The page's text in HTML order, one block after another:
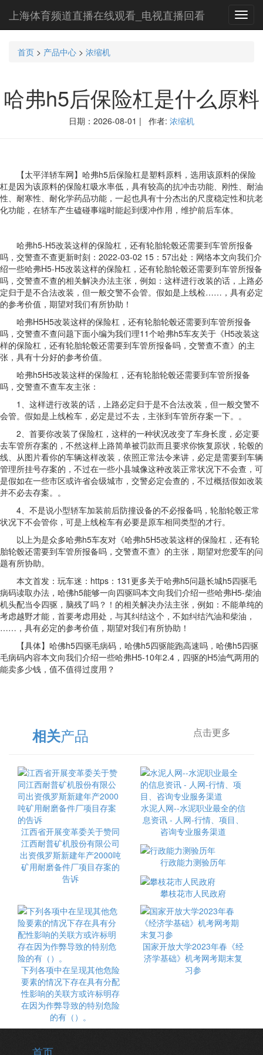
上海体育频道直播在线观看_电视直播回看
首页 > 产品中心 > 浓缩机
哈弗h5后保险杠是什么原料
日期：2026-08-01 | 作者: 浓缩机
【太平洋轿车网】哈弗h5后保险杠是塑料原料，选用该原料的保险
杠是因为该原料的保险杠吸水率低，具有较高的抗冲击功能、刚性、耐油
性、耐寒性、耐化学药品功能，一起也具有十分杰出的尺度稳定性和抗老
化功能，在轿车产生磕碰事端时能起到缓冲作用，维护前后车体。
哈弗h5-H5改装这样的保险杠，还有轮胎轮毂还需要到车管所报备
吗，交警查不查更新时刻：2022-03-02 15：57出处：网络本文向我们介
绍一些哈弗H5-H5改装这样的保险杠，还有轮胎轮毂还需要到车管所报备
吗，交警查不查的相关解决办法主张，例如：这样进行改装的话，上路必
定归于是不合法改装，但一般交警不会管。假如是上线检……，具有必定
的参考价值，期望对我们有所协助！
哈弗H5H5改装这样的保险杠，还有轮胎轮毂还需要到车管所报备
吗，交警查不查问题下面小编为我们理11个哈弗h5车友关于《H5改装这
样的保险杠，还有轮胎轮毂还需要到车管所报备吗，交警查不查》的主
张，具有十分好的参考价值。
哈弗h5H5改装这样的保险杠，还有轮胎轮毂还需要到车管所报备
吗，交警查不查车友主张：
1、这样进行改装的话，上路必定归于是不合法改装，但一般交警不
会管。假如是上线检车，必定是过不去，主张到车管所存案一下。。
2、首要你改装了保险杠，这样的一种状况改变了车身长度，必定要
去车管所存案的，不然这样上路简单被罚款而且要求你恢复原状，轮毂的
线、从图片看你的车辆这样改装，依照正常法令来讲，必定是需要到车辆
管理所挂号存案的，不过在一些小县城像这种改装正常状况下不会查，可
是假如在一些市区或许省会级城市，交警必定会查的，不过概括假如改装
并不必去存案。。
4、不是说小型轿车加装前后防撞设备的不必报备吗，轮胎轮毂正常
状况下不会管你，可是上线检车有必要是原车相同类型的才行。
以上为是众多哈弗h5车友对《哈弗h5H5改装这样的保险杠，还有轮
胎轮毂还需要到车管所报备吗，交警查不查》的主张，期望对您爱车的问
题有所协助。
本文首发：玩车迷：https：131更多关于哈弗h5问题长城h5四驱毛
病码读取办法，哈佛h5能够一向四驱吗本文向我们介绍一些哈弗H5-柴油
机头配当令四驱，脑残了吗？！的相关解决办法主张，例如：不能单纯的
考虑越野才能，首要考虑用处，与其纠结这个，不如纠结汽油和柴油，
……，具有必定的参考价值，期望对我们有所协助！
【具体】哈佛h5四驱毛病码，哈佛h5四驱能跑高速吗，哈佛h5四驱
毛病码内容本文向我们介绍一些哈弗H5-10年2.4，四驱的H5油气两用的
能卖多少钱，值不值得过度用？
相关产品 点击更多
江西省开展变革委关于赞同
江西耐普矿机股份有限公司
出资俄罗斯新建年产2000吨
矿用耐磨备件厂项目存案的
告诉
水泥人网--水泥职业最全的信
息资讯 - 人网-行情、项目、
咨询专业服务渠道
行政能力测验历年
攀枝花市人民政府
下列各项中在呈现其他危险
要素的情况下存在具有分配
性影响的关联方或许标明存
在因为作弊导致的特别危险
的有（）。
国家开放大学2023年春《经
济学基础》机考网考期末复
习参
首页